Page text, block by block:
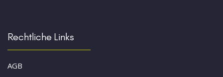
Rechtliche Links
AGB